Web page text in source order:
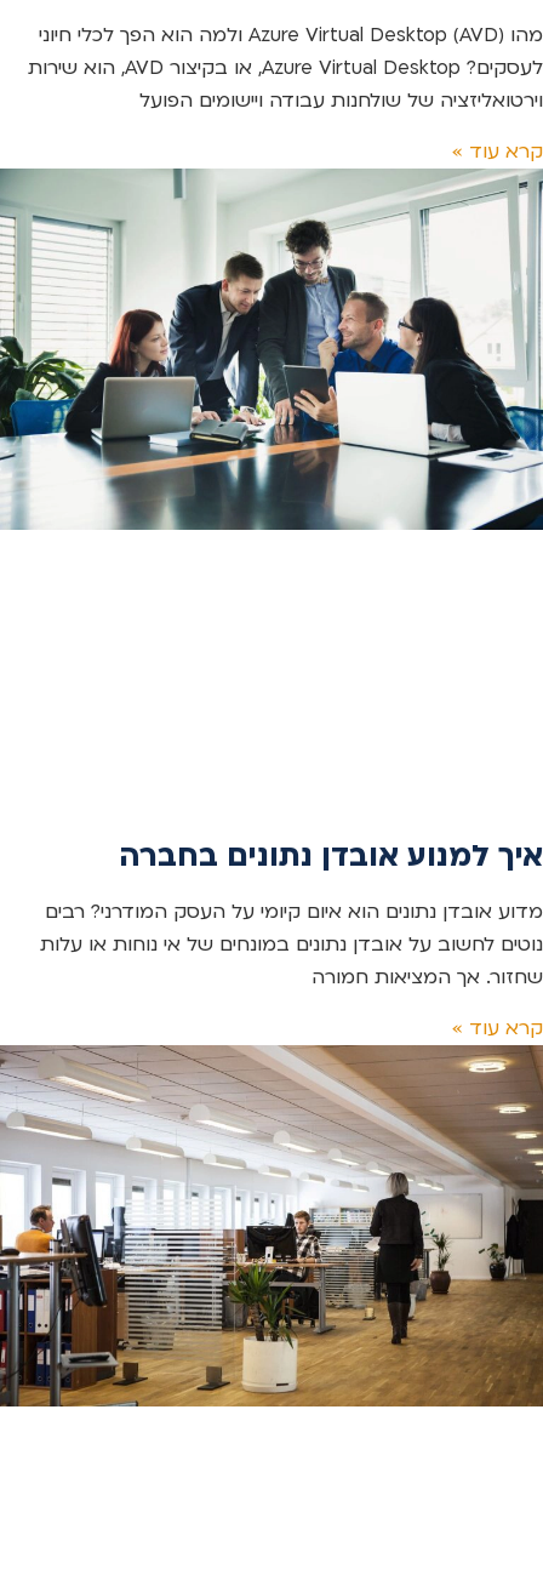
מהו Azure Virtual Desktop (AVD) ולמה הוא הפך לכלי חיוני
לעסקים? Azure Virtual Desktop, או בקיצור AVD, הוא שירות
וירטואליזציה של שולחנות עבודה ויישומים הפועל
קרא עוד »
איך למנוע אובדן נתונים בחברה
מדוע אובדן נתונים הוא איום קיומי על העסק המודרני? רבים
נוטים לחשוב על אובדן נתונים במונחים של אי נוחות או עלות
שחזור. אך המציאות חמורה
קרא עוד »